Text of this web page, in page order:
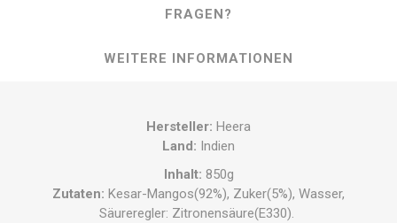
FRAGEN?
WEITERE INFORMATIONEN
Hersteller: Heera
Land: Indien
Inhalt: 850g
Zutaten: Kesar-Mangos(92%), Zuker(5%), Wasser,
Säureregler: Zitronensäure(E330).